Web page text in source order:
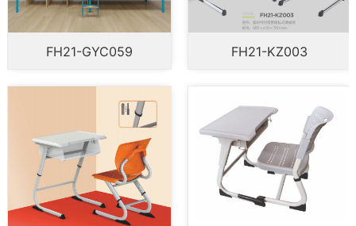
FH21-KZ003 FH21-KZ006